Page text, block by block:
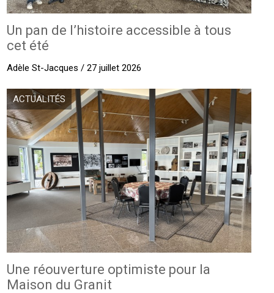
Un pan de l’histoire accessible à tous
cet été
Adèle St-Jacques / 27 juillet 2026
ACTUALITÉS
Une réouverture optimiste pour la
Maison du Granit